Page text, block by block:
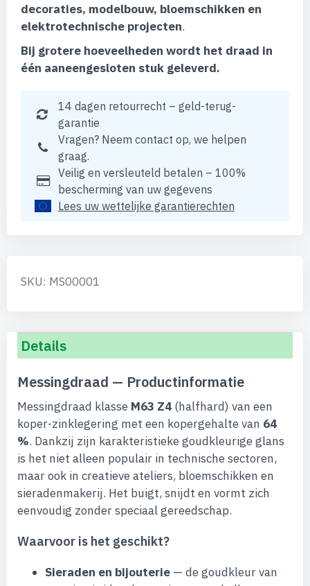
decoraties, modelbouw, bloemschikken en
elektrotechnische projecten.
Bij grotere hoeveelheden wordt het draad in
één aaneengesloten stuk geleverd.
14 dagen retourrecht – geld-terug-
garantie
Vragen? Neem contact op, we helpen
graag.
Veilig en versleuteld betalen – 100%
bescherming van uw gegevens
Lees uw wettelijke garantierechten
SKU: MS00001
Details
Messingdraad — Productinformatie
Messingdraad klasse M63 Z4 (halfhard) van een
koper-zinklegering met een kopergehalte van 64
%. Dankzij zijn karakteristieke goudkleurige glans
is het niet alleen populair in technische sectoren,
maar ook in creatieve ateliers, bloemschikken en
sieradenmakerij. Het buigt, snijdt en vormt zich
eenvoudig zonder speciaal gereedschap.
Waarvoor is het geschikt?
Sieraden en bijouterie — de goudkleur van